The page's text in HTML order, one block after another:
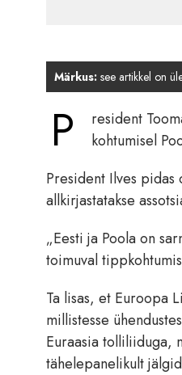
Märkus: see artikkel on
P
resident
kohtumisel
President Ilves
allkirjastatakse
„Eesti ja Poola on
toimuval
Ta lisas, et Euroopa
millistesse
Euraasia tolliliiduga,
tähelepanelikult